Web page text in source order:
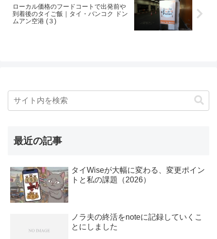
ローカル価格のフードコートで出発前や
到着後のタイご飯｜タイ・バンコク ドン
ムアン空港 (３)
最近の記事
タイWiseが大幅に変わる、変更ポイン
トと私の課題（2026）
ノラ夫の終活をnoteに記録していくこ
とにしました